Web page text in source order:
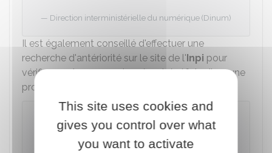
Direction interministérielle du numérique (Dinum)
Il est également conseillé d'effectuer une
recherche d'antériorité sur le site de l'Inpi pour
vérifier que le nom envisagé ne bénéficie d'aucune
protection (dépôt de marque).
Recherche d'antériorité de marque
(INPI)
This site uses cookies and
gives you control over what
you want to activate